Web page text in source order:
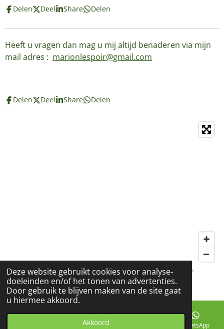
Deze website gebruikt cookies voor analyse-
doeleinden en/of het tonen van advertenties.
Door gebruik te blijven maken van de site gaat
u hiermee akkoord.
Akkoord
Delen Deel Share Delen
Heeft u vragen dan mag u mij altijd benaderen via mijn
mail adres : marionlespoir@gmail.com
Delen Deel Share Delen
© 2018 - 2022 Spirituele cadeaushop Marion Vdf L'
Espoir
Telefoonnummer WhatsApp